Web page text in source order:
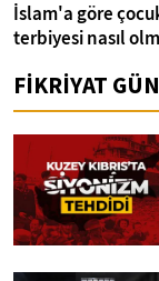
İslam'a göre
terbiyesi nasıl
FİKRİYAT